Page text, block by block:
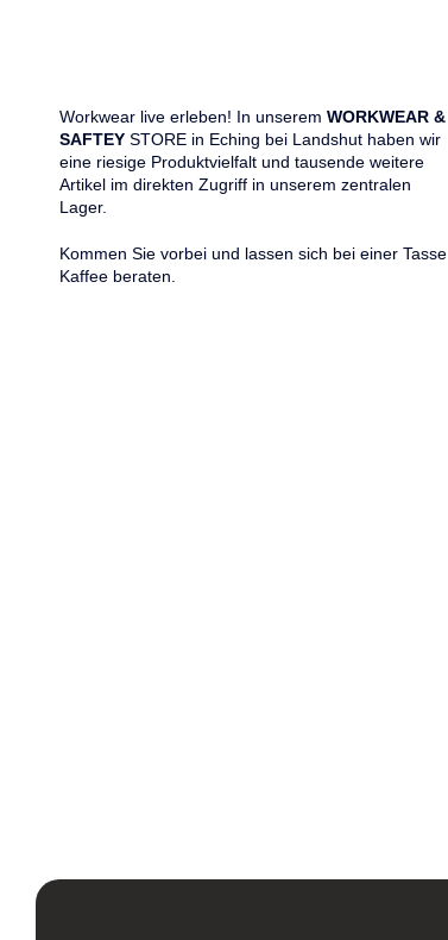
Workwear live erleben! In unserem WORKWEAR &
SAFTEY STORE in Eching bei Landshut haben wir
eine riesige Produktvielfalt und tausende weitere
Artikel im direkten Zugriff in unserem zentralen
Lager.
Kommen Sie vorbei und lassen sich bei einer Tasse
Kaffee beraten.